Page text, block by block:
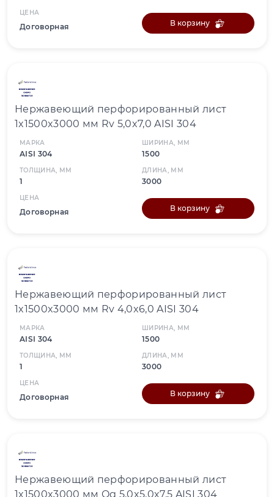
ЦЕНА
Договорная В корзину
Нержавеющий перфорированный лист
1x1500x3000 мм Rv 5,0x7,0 AISI 304
МАРКА
AISI 304
ШИРИНА, ММ
1500
ТОЛЩИНА, ММ
1
ДЛИНА, ММ
3000
ЦЕНА
Договорная В корзину
Нержавеющий перфорированный лист
1x1500x3000 мм Rv 4,0x6,0 AISI 304
МАРКА
AISI 304
ШИРИНА, ММ
1500
ТОЛЩИНА, ММ
1
ДЛИНА, ММ
3000
ЦЕНА
Договорная В корзину
Нержавеющий перфорированный лист
1x1500x3000 мм Qg 5,0x5,0x7,5 AISI 304